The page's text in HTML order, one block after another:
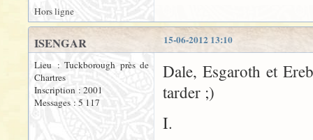
Hors ligne
15-06-2012 13:10
ISENGAR
Lieu : Tuckborough près de
Chartres
Inscription : 2001
Messages : 5 117
Dale, Esgaroth et
tarder ;)
I.